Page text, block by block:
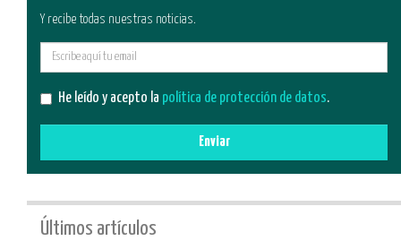
Y recibe todas nuestras noticias.
He leído y acepto la política de protección de datos.
Enviar
Últimos artículos